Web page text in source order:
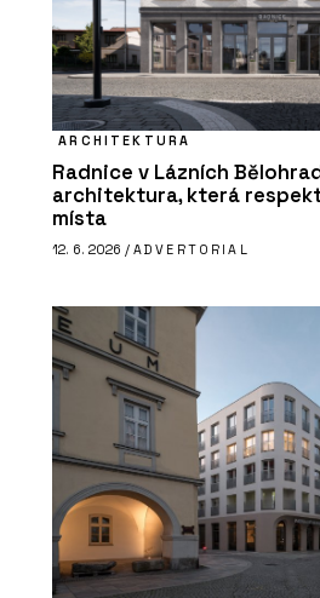
ARCHITEKTURA
Radnice v Lázních
architektura, která
místa
12. 6. 2026 / ADVERTORIAL